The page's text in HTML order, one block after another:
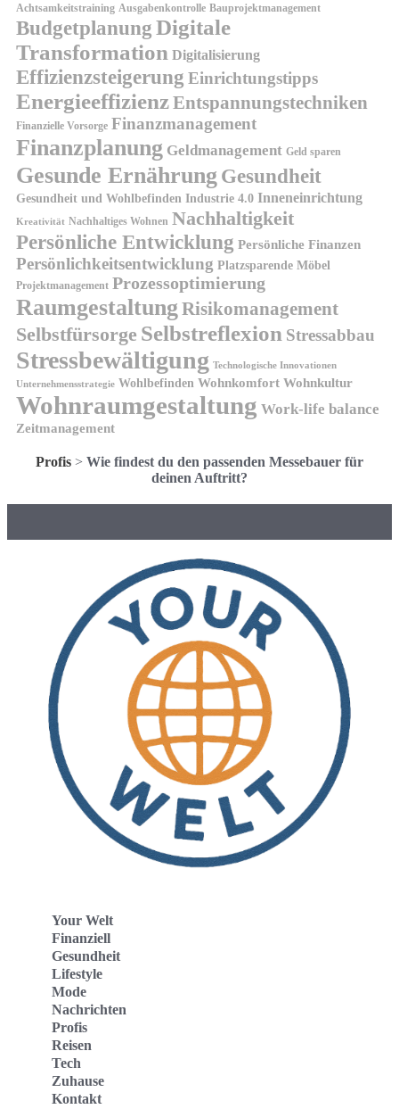
Achtsamkeitstraining Ausgabenkontrolle Bauprojektmanagement
BudgetplanungDigitale
Transformation Digitalisierung
Effizienzsteigerung Einrichtungstipps
EnergieeffizienzEntspannungstechniken
Finanzielle Vorsorge Finanzmanagement
Finanzplanung Geldmanagement Geld sparen
Gesunde Ernährung Gesundheit
Gesundheit und Wohlbefinden Industrie 4.0 Inneneinrichtung
Kreativität Nachhaltiges Wohnen Nachhaltigkeit
Persönliche Entwicklung Persönliche Finanzen
Persönlichkeitsentwicklung Platzsparende Möbel
Projektmanagement Prozessoptimierung
Raumgestaltung Risikomanagement
Selbstfürsorge Selbstreflexion Stressabbau
Stressbewältigung Technologische Innovationen
Unternehmensstrategie Wohlbefinden Wohnkomfort Wohnkultur
Wohnraumgestaltung Work-life balance
Zeitmanagement
Profis > Wie findest du den passenden Messebauer für
deinen Auftritt?
Your Welt
Finanziell
Gesundheit
Lifestyle
Mode
Nachrichten
Profis
Reisen
Tech
Zuhause
Kontakt